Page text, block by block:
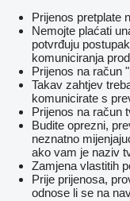
Prijenos pretplate
Nemojte plaćati
potvrđuju
komuniciranja
Prijenos na račun
Takav zahtjev
komunicirate s
Prijenos na račun
Budite oprezni,
neznatno
ako vam je naziv
Zamjena vlastitih
Prije prijenosa,
odnose li se na